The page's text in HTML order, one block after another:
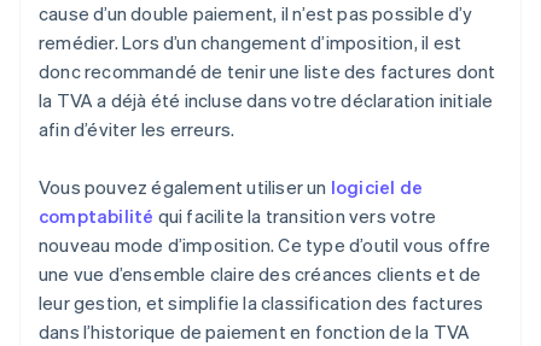
cause d’un double paiement, il n’est pas possible d’y
remédier. Lors d’un changement d’imposition, il est
donc recommandé de tenir une liste des factures dont
la TVA a déjà été incluse dans votre déclaration initiale
afin d’éviter les erreurs.
Vous pouvez également utiliser un logiciel de
comptabilité qui facilite la transition vers votre
nouveau mode d’imposition. Ce type d’outil vous offre
une vue d’ensemble claire des créances clients et de
leur gestion, et simplifie la classification des factures
dans l’historique de paiement en fonction de la TVA